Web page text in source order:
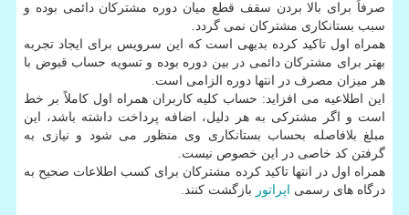
صرفاً برای بالا بردن سقف قطع میان دوره مشتركان دائمی بوده و
سبب بستانكاری مشتركان نمی گردد.
همراه اول تاكید كرده بدیهی است كه این سرویس برای ایجاد تجربه
بهتر برای مشتركان دائمی در بین دوره بوده و تسویه حساب قبوض با
هر میزان مصرف در انتها دوره الزامی است.
این اطلاعیه می افزاید: حساب كلیه كاربران همراه اول كاملاً بر خط
است و اگر مشتركی به هر دلیل، اضافه پرداخت داشته باشد، این
مبلغ بلافاصله بحساب بستانكاری وی منظور می شود و نیازی به
گرفتن كد خاصی در این خصوص نیست.
همراه اول در انتها تاكید كرده مشتركان برای كسب اطلاعات صحیح به
درگاه های رسمی
اپراتور بازگشت كنند.